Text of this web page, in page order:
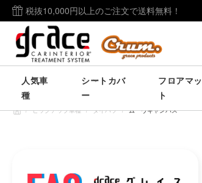
税抜10,000円以上のご注文で送料無料！
人気車
種
シートカバ
ー
フロアマッ
ト
/ ピックアップ車種 / ダイハツ / ムーヴキャンバス